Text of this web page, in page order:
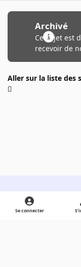
Archivé
Ce sujet est
recevoir de
Aller sur la liste des
Light ModeDark ModeSystem
Se connecter